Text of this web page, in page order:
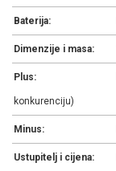
Baterija:
Dimenzije i masa:
Plus:
konkurenciju)
Minus:
Ustupitelj i cijena: